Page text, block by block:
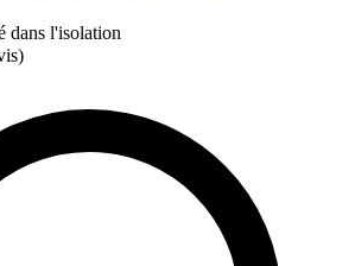
dans l'isolation